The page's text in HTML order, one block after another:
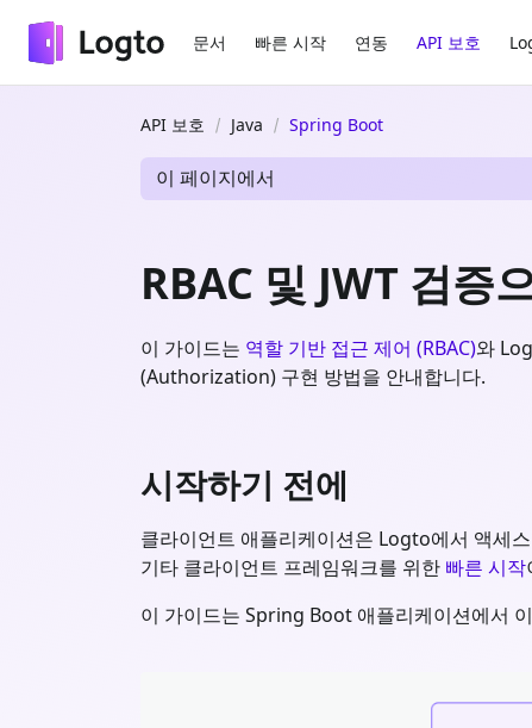
문서 빠른 시작 연동 API 보호
API 보호 Java Spring Boot
이 페이지에서
RBAC 및 JWT 검
이 가이드는 역할 기반 접근 제어 (RBAC)와
(Authorization) 구현 방법을 안내합니다.
시작하기 전에
클라이언트 애플리케이션은 Logto에서 액세
기타 클라이언트 프레임워크를 위한 빠른 시작
이 가이드는 Spring Boot 애플리케이션에서